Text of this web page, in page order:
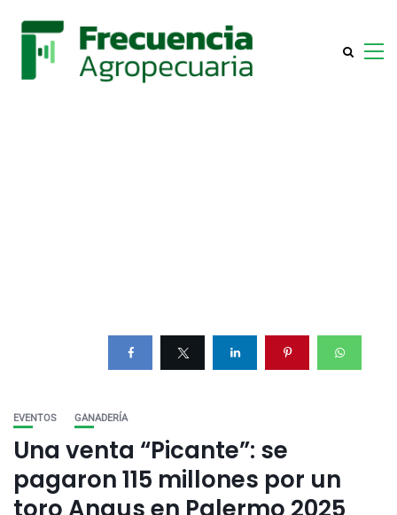
EVENTOS GANADERÍA
Una venta “Picante”: se
pagaron 115 millones por un